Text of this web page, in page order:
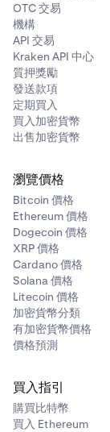
OTC 交易
機構
API 交易
Kraken API 中心
質押獎勵
發送款項
定期買入
買入加密貨幣
出售加密貨幣
瀏覽價格
Bitcoin 價格
Ethereum 價格
Dogecoin 價格
XRP 價格
Cardano 價格
Solana 價格
Litecoin 價格
加密貨幣分類
有加密貨幣價格
價格預測
買入指引
購買比特幣
買入 Ethereum